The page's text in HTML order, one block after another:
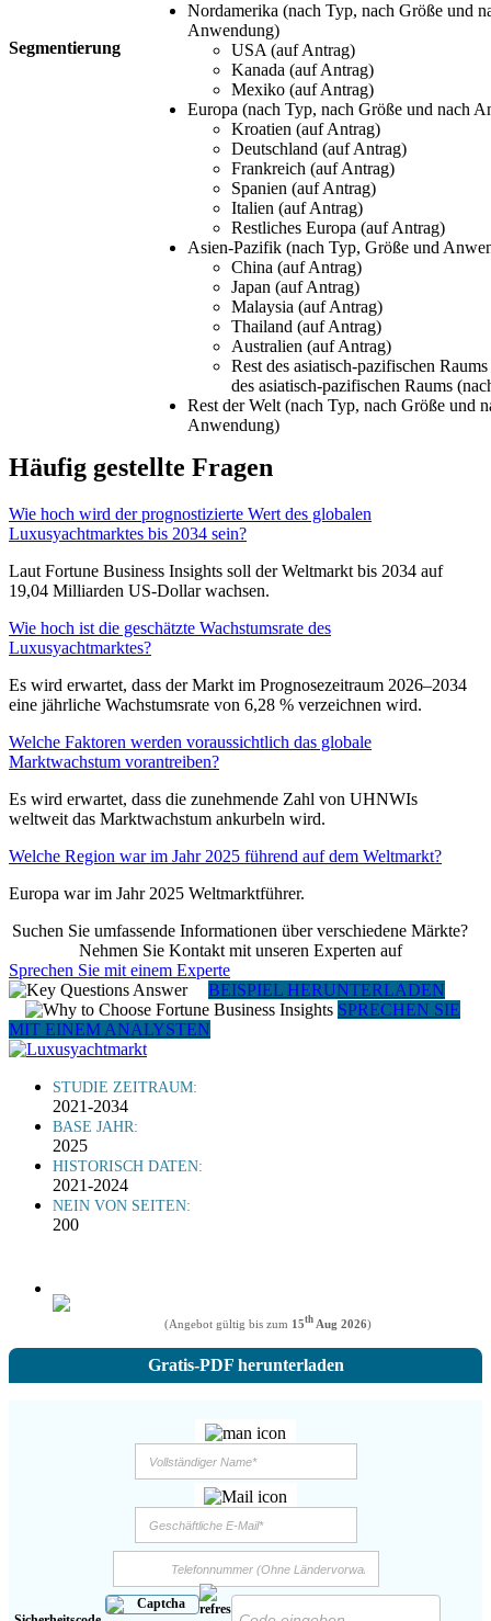
Segmentierung
Nordamerika (nach Typ, nach Größe und
Anwendung)
USA (auf Antrag)
Kanada (auf Antrag)
Mexiko (auf Antrag)
Europa (nach Typ, nach Größe und nach
Kroatien (auf Antrag)
Deutschland (auf Antrag)
Frankreich (auf Antrag)
Spanien (auf Antrag)
Italien (auf Antrag)
Restliches Europa (auf Antrag)
Asien-Pazifik (nach Typ, Größe und
China (auf Antrag)
Japan (auf Antrag)
Malaysia (auf Antrag)
Thailand (auf Antrag)
Australien (auf Antrag)
Rest des asiatisch-pazifischen
des asiatisch-pazifischen Raums
Rest der Welt (nach Typ, nach Größe und
Anwendung)
Häufig gestellte Fragen
Wie hoch wird der prognostizierte Wert des globalen
Luxusyachtmarktes bis 2034 sein?
Laut Fortune Business Insights soll der Weltmarkt bis 2034 auf
19,04 Milliarden US-Dollar wachsen.
Wie hoch ist die geschätzte Wachstumsrate des
Luxusyachtmarktes?
Es wird erwartet, dass der Markt im Prognosezeitraum 2026–2034
eine jährliche Wachstumsrate von 6,28 % verzeichnen wird.
Welche Faktoren werden voraussichtlich das globale
Marktwachstum vorantreiben?
Es wird erwartet, dass die zunehmende Zahl von UHNWIs
weltweit das Marktwachstum ankurbeln wird.
Welche Region war im Jahr 2025 führend auf dem Weltmarkt?
Europa war im Jahr 2025 Weltmarktführer.
Suchen Sie umfassende Informationen über verschiedene Märkte?
Nehmen Sie Kontakt mit unseren Experten auf
Sprechen Sie mit einem Experte
BEISPIEL HERUNTERLADEN
SPRECHEN SIE
MIT EINEM ANALYSTEN
STUDIE ZEITRAUM:
2021-2034
BASE JAHR:
2025
HISTORISCH DATEN:
2021-2024
NEIN VON SEITEN:
200
(Angebot gültig bis zum 15thAug 2026)
Gratis-PDF herunterladen